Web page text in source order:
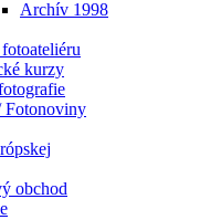
Archív 1998
kurzy
obchod